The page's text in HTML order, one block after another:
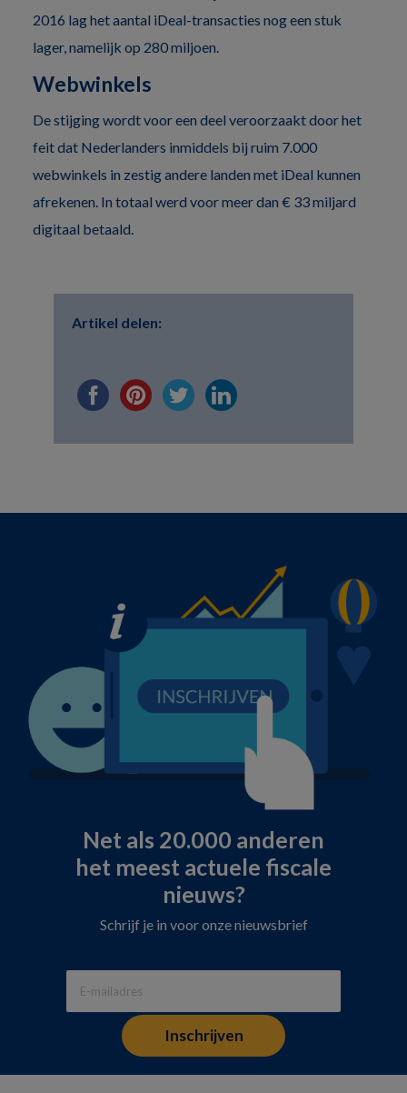
2016 lag het aantal iDeal-transacties nog een stuk
lager, namelijk op 280 miljoen.
Webwinkels
De stijging wordt voor een deel veroorzaakt door het
feit dat Nederlanders inmiddels bij ruim 7.000
webwinkels in zestig andere landen met iDeal kunnen
afrekenen. In totaal werd voor meer dan € 33 miljard
digitaal betaald.
Artikel delen:
Net als 20.000 anderen
het meest actuele fiscale
nieuws?
Schrijf je in voor onze nieuwsbrief